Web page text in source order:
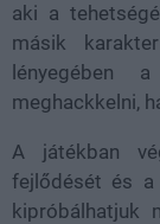
aki a
másik
meghackkelni,
A játékban
fejlődését és a
kipróbálhatjuk